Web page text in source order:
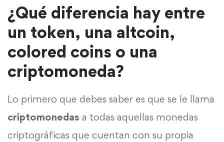
¿Qué diferencia hay entre
un token, una altcoin,
colored coins o una
criptomoneda?
Lo primero que debes saber es que se le llama
criptomonedas a todas aquellas monedas
criptográficas que cuentan con su propia